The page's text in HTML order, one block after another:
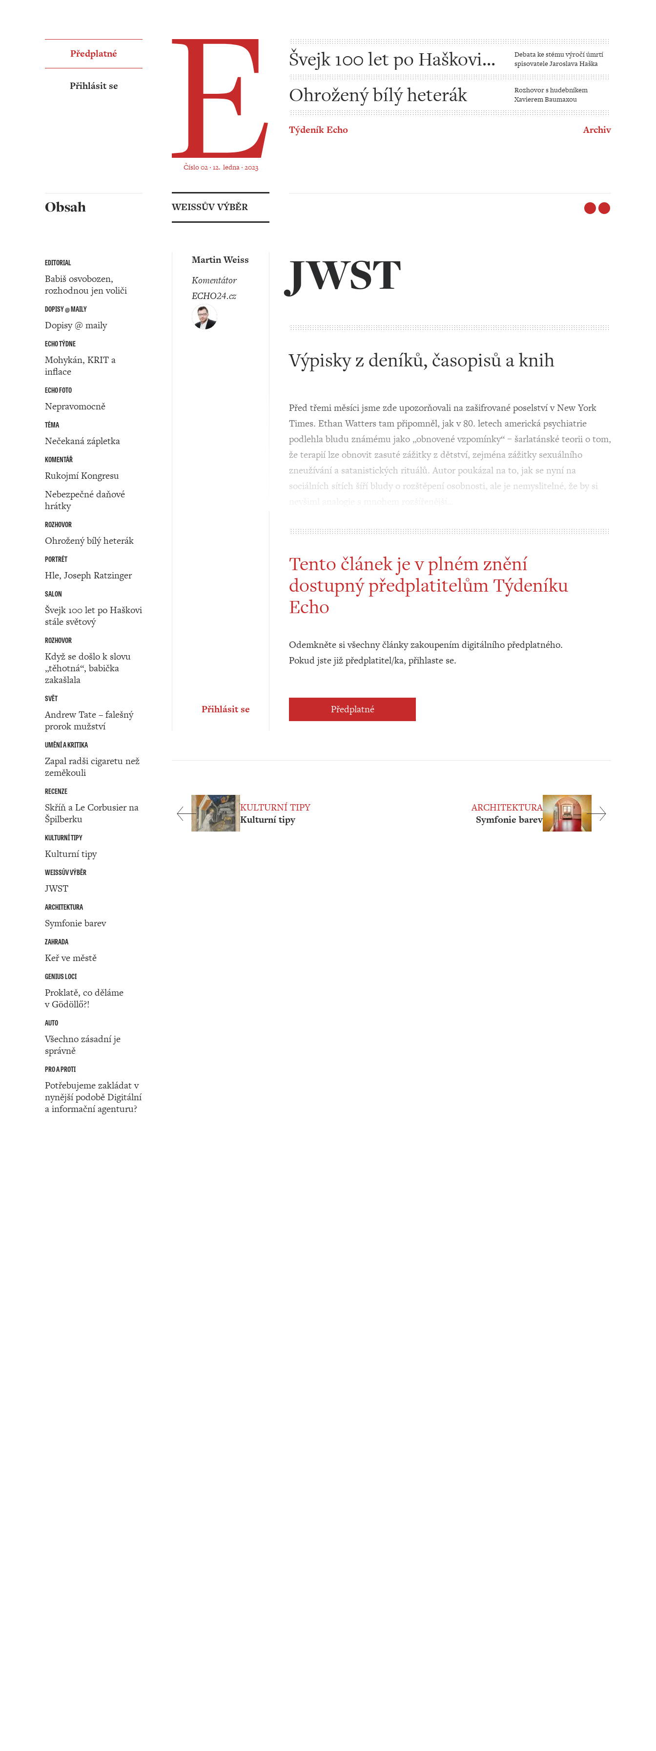
Číslo 02 ‧ 12. ledna ‧ 2023
Švejk 100 let po Haškovi
stále světový
Debata ke stému výročí úmrtí
spisovatele Jaroslava Haška
Ohrožený bílý heterák
Rozhovor s hudebníkem
Xavierem Baumaxou
Týdeník Echo Archiv
Předplatné
Přihlásit se
Obsah
EDITORIAL
Babiš osvobozen,
rozhodnou jen voliči
DOPISY @ MAILY
Dopisy @ maily
ECHO TÝDNE
Mohykán, KRIT a
inflace
ECHO FOTO
Nepravomocně
TÉMA
Nečekaná zápletka
KOMENTÁŘ
Rukojmí Kongresu
Nebezpečné daňové
hrátky
ROZHOVOR
Ohrožený bílý heterák
PORTRÉT
Hle, Joseph Ratzinger
SALON
Švejk 100 let po Haškovi
stále světový
ROZHOVOR
Když se došlo k slovu
„těhotná“, babička
zakašlala
SVĚT
Andrew Tate – falešný
prorok mužství
UMĚNÍ A KRITIKA
Zapal radši cigaretu než
zeměkouli
RECENZE
Skříň a Le Corbusier na
Špilberku
KULTURNÍ TIPY
Kulturní tipy
WEISSŮV VÝBĚR
JWST
ARCHITEKTURA
Symfonie barev
ZAHRADA
Keř ve městě
GENIUS LOCI
Proklatě, co děláme
v Gödöllő?!
AUTO
Všechno zásadní je
správně
PRO A PROTI
Potřebujeme zakládat v
nynější podobě Digitální
a informační agenturu?
WEISSŮV VÝBĚR
JWST
Výpisky z deníků, časopisů a knih
Martin Weiss
komentátor
ECHO24.cz
Před třemi měsíci jsme zde upozorňovali na zašifrované poselství v New York
Times. Ethan Watters tam připomněl, jak v 80. letech americká psychiatrie
podlehla bludu známému jako „obnovené vzpomínky“ – šarlatánské teorii o tom,
že terapií lze obnovit zasuté zážitky z dětství, zejména zážitky sexuálního
zneužívání a satanistických rituálů. Autor poukázal na to, jak se nyní na
sociálních sítích šíří bludy o rozštěpení osobnosti, ale je nemyslitelné, že by si
Tento článek je v plném znění
dostupný předplatitelům Týdeníku
Echo
Odemkněte si všechny články zakoupením digitálního předplatného.
Pokud jste již předplatitel/ka, přihlaste se.
Předplatné
Přihlásit se
ARCHITEKTURA
Symfonie barev
KULTURNÍ TIPY
Kulturní tipy